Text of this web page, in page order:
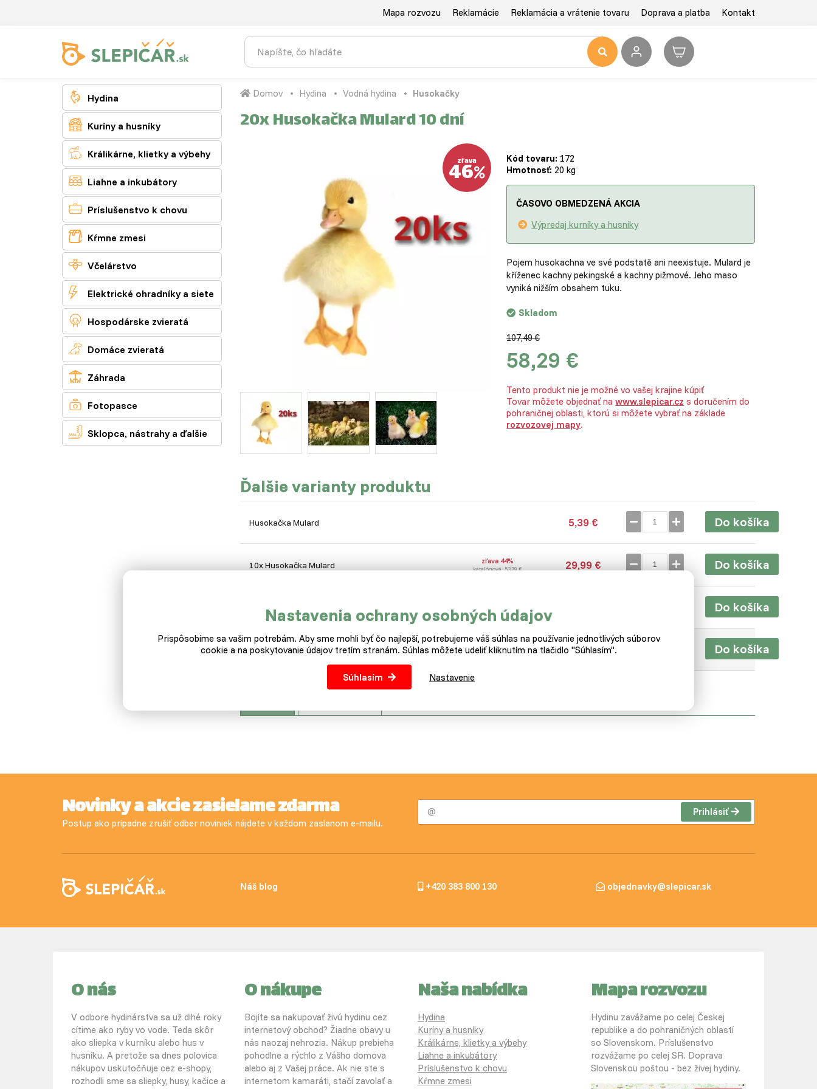
Mapa rozvozu Reklamácie Reklamácia a vrátenie tovaru Doprava a platba Kontakt
 Hydina
 Kuríny a husníky
 Králikárne, klietky a výbehy
 Liahne a inkubátory
 Príslušenstvo k chovu
 Kŕmne zmesi
 Včelárstvo
 Elektrické ohradníky a siete
 Hospodárske zvieratá
 Domáce zvieratá
 Záhrada
 Fotopasce
 Sklopca, nástrahy a ďalšie
Domov Hydina Vodná hydina Husokačky
20x Husokačka Mulard 10 dní
zľava
46 Kód tovaru: 172
Hmotnosť: 20 kg
ČASOVO OBMEDZENÁ AKCIA
Výpredaj kurníky a husníky
Pojem husokachna ve své podstatě ani neexistuje. Mulard je
kříženec kachny pekingské a kachny pižmové. Jeho maso
vyniká nižším obsahem tuku.
Skladom
107,49 €
58,29 €
Tento produkt nie je možné vo vašej krajine kúpiť
Tovar môžete objednať nawww.slepicar.cz s doručením do
pohraničnej oblasti, ktorú si môžete vybrať na základe
rozvozovej mapy.
Ďalšie varianty produktu
Husokačka Mulard 5,39 € Do košíka
10x Husokačka Mulard zľava 44%
katalógová: 53,79 € 29,99 € Do košíka
15x Husokačka Mulard katalógová: 80,59 € Do košíka
20x Husokačka Mulard zľava 46%
katalógová: 107,49 € 58,29 € Do košíka
Novinky a akcie zasielame zdarma
Postup ako prípadne zrušiť odber noviniek nájdete v každom zaslanom e-mailu.
Prihlásiť
Náš blog +420 383 800 130 objednavky@slepicar.sk
O nás
V odbore hydinárstva sa už dlhé roky
cítime ako ryby vo vode. Teda skôr
ako sliepka v kurníku alebo hus v
husníku. A pretože sa dnes polovica
nákupov uskutočňuje cez e-shopy,
rozhodli sme sa sliepky, husy, kačice a
O nákupe
Bojíte sa nakupovať živú hydinu cez
internetový obchod? Žiadne obavy u
nás naozaj nehrozia. Nákup prebieha
pohodlne a rýchlo z Vášho domova
alebo aj z Vašej práce. Ak nie ste s
internetom kamaráti, stačí zavolať a
Naša nabídka
Hydina
Kuríny a husníky
Králikárne, klietky a výbehy
Liahne a inkubátory
Príslušenstvo k chovu
Kŕmne zmesi
Mapa rozvozu
Hydinu zavážame po celej Českej
republike a do pohraničných oblastí
so Slovenskom. Príslušenstvo
rozvážame po celej SR. Doprava
Slovenskou poštou - bez živej hydiny.
Nastavenia ochrany osobných údajov
Prispôsobíme sa vašim potrebám. Aby sme mohli byť čo najlepší, potrebujeme váš súhlas na používanie jednotlivých súborov
cookie a na poskytovanie údajov tretím stranám. Súhlas môžete udeliť kliknutím na tlačidlo "Súhlasím".
Súhlasím Nastavenie